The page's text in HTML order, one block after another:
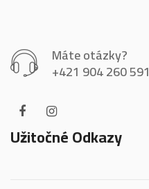
Máte otázky?
+421 904 260 591
Užitočné Odkazy